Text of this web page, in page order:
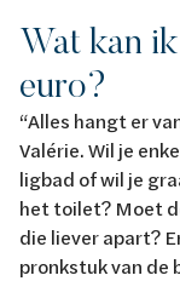
Wat kan
euro?
“Alles hangt er
Valérie. Wil je
ligbad of wil je
het toilet? Moet
die liever apart?
pronkstuk van de